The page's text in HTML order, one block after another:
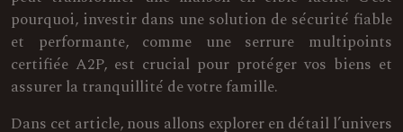
pourquoi, investir dans une solution de sécurité fiable
et performante, comme une serrure multipoints
certifiée A2P, est crucial pour protéger vos biens et
assurer la tranquillité de votre famille.
Dans cet article, nous allons explorer en détail l’univers